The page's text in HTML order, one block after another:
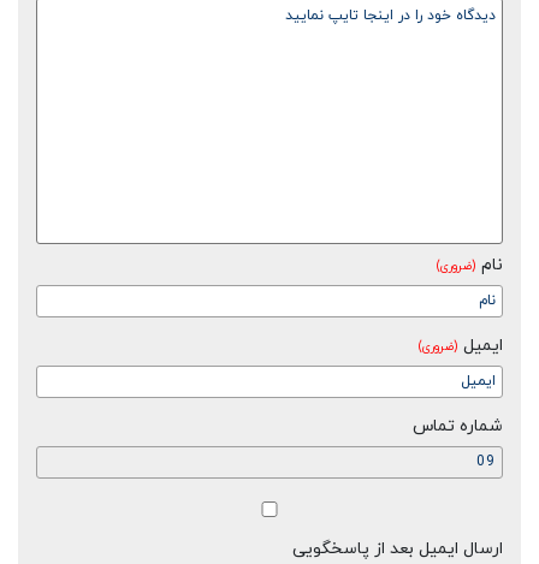
نام (ضروری)
ایمیل (ضروری)
شماره تماس
ارسال ایمیل بعد از پاسخگویی